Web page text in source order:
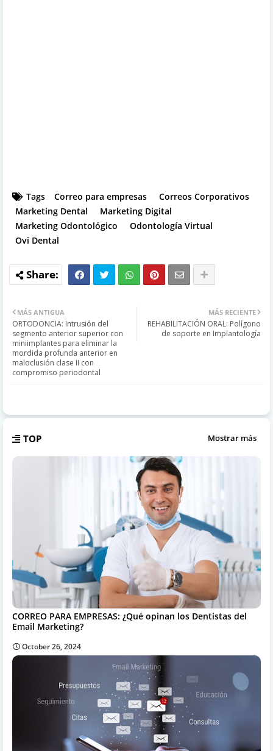
Tags Correo para empresas
Correos Corporativos
Marketing Dental
Marketing Digital
Marketing Odontológico
Odontología Virtual
Ovi Dental
MÁS RECIENTE
REHABILITACIÓN ORAL: Polígono
de soporte en Implantología
MÁS ANTIGUA
ORTODONCIA: Intrusión del
segmento anterior superior con
miniimplantes para eliminar la
mordida profunda anterior en
maloclusión clase II con
compromiso periodontal
TOP Mostrar más
CORREO PARA EMPRESAS: ¿Qué opinan los Dentistas del
Email Marketing?
October 26, 2024